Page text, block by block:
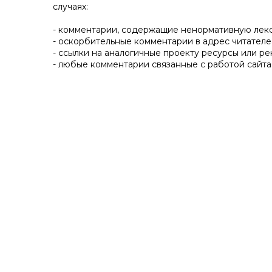
случаях:
- комментарии, содержащие ненормативную
- оскорбительные комментарии в адрес
- ссылки на аналогичные проекту ресурсы или
- любые комментарии связанные с работой сайта